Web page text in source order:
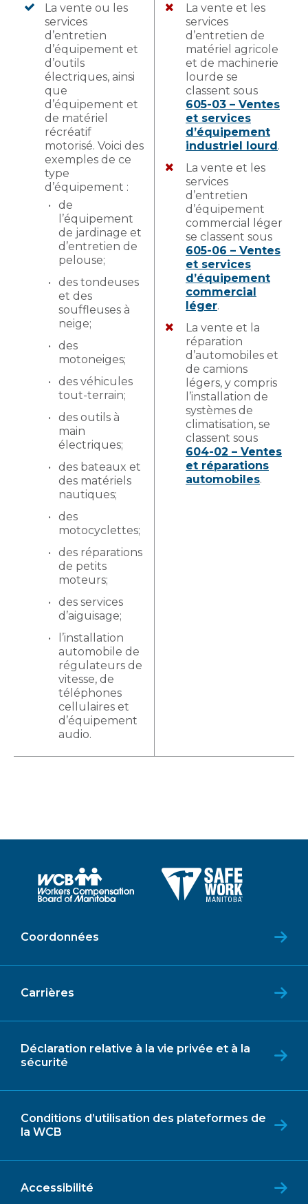
La vente ou les
services
d’entretien
d’équipement et
d’outils
électriques, ainsi
que
d’équipement et
de matériel
récréatif
motorisé. Voici des
exemples de ce
type
d’équipement :
de
l’équipement
de jardinage et
d’entretien de
pelouse;
des tondeuses
et des
souffleuses à
neige;
des
motoneiges;
des véhicules
tout-terrain;
des outils à
main
électriques;
des bateaux et
des matériels
nautiques;
des
motocyclettes;
des réparations
de petits
moteurs;
des services
d’aiguisage;
l’installation
automobile de
régulateurs de
vitesse, de
téléphones
cellulaires et
d’équipement
audio.
La vente et les
services
d’entretien de
matériel agricole
et de machinerie
lourde se
classent sous
605-03 – Ventes
et services
d’équipement
industriel lourd.
La vente et les
services
d’entretien
d’équipement
commercial léger
se classent sous
605-06 – Ventes
et services
d’équipement
commercial
léger.
La vente et la
réparation
d’automobiles et
de camions
légers, y compris
l’installation de
systèmes de
climatisation, se
classent sous
604-02 – Ventes
et réparations
automobiles.
Coordonnées
Carrières
Déclaration relative à la vie privée et à la
sécurité
Conditions d’utilisation des plateformes de
la WCB
Accessibilité